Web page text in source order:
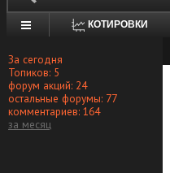
КОТИРОВКИ
За сегодня
Топиков: 5
форум акций: 24
остальные форумы: 77
комментариев: 164
за месяц